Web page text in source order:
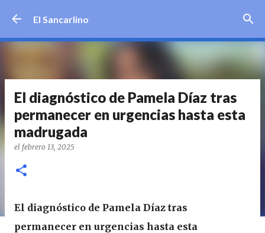
El Sancarlino
El diagnóstico de Pamela Díaz tras
permanecer en urgencias hasta esta
madrugada
el febrero 13, 2025
El diagnóstico de Pamela Díaz tras
permanecer en urgencias hasta esta